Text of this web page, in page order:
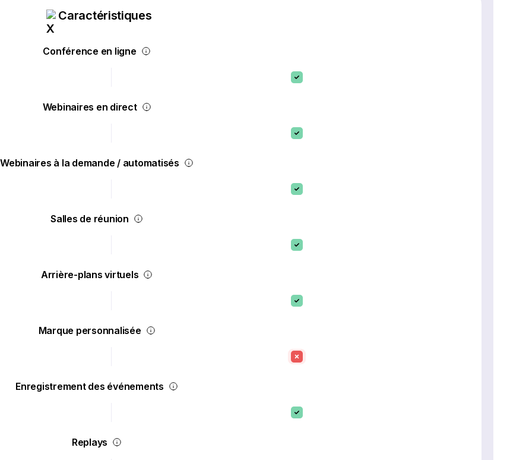
Caractéristiques
Conférence en ligne
Webinaires en direct
Webinaires à la demande / automatisés
Salles de réunion
Arrière-plans virtuels
Marque personnalisée
Enregistrement des événements
Replays